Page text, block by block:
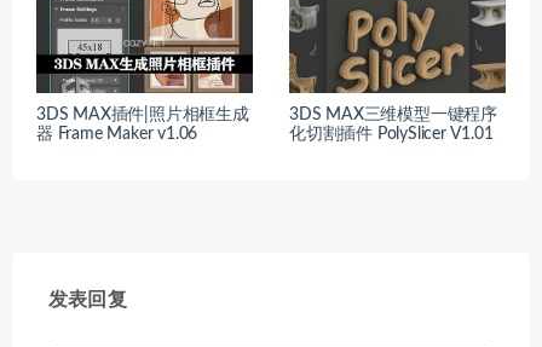
3DS MAX插件|照片相框生成
器 Frame Maker v1.06
3DS MAX三维模型一键程序
化切割插件 PolySlicer V1.01
发表回复